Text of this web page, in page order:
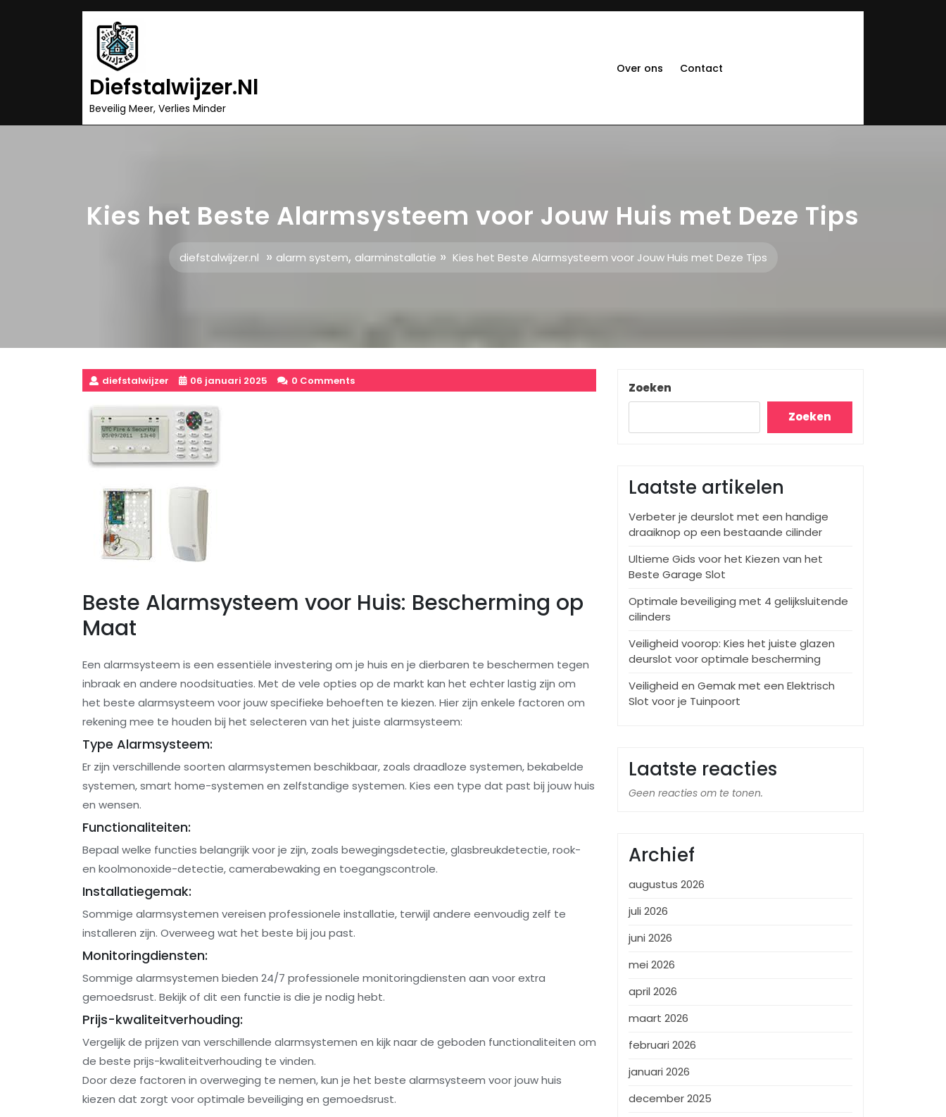
Diefstalwijzer.nl
Beveilig Meer, Verlies Minder
Over ons Contact
Kies het Beste Alarmsysteem voor Jouw Huis met Deze Tips
diefstalwijzer.nl » alarm system, alarminstallatie » Kies het Beste Alarmsysteem voor Jouw Huis met Deze Tips
diefstalwijzer 06 januari 2025 0 Comments
Beste Alarmsysteem voor Huis: Bescherming op
Maat
Een alarmsysteem is een essentiële investering om je huis en je dierbaren te beschermen tegen
inbraak en andere noodsituaties. Met de vele opties op de markt kan het echter lastig zijn om
het beste alarmsysteem voor jouw specifieke behoeften te kiezen. Hier zijn enkele factoren om
rekening mee te houden bij het selecteren van het juiste alarmsysteem:
Type Alarmsysteem:
Er zijn verschillende soorten alarmsystemen beschikbaar, zoals draadloze systemen, bekabelde
systemen, smart home-systemen en zelfstandige systemen. Kies een type dat past bij jouw huis
en wensen.
Functionaliteiten:
Bepaal welke functies belangrijk voor je zijn, zoals bewegingsdetectie, glasbreukdetectie, rook-
en koolmonoxide-detectie, camerabewaking en toegangscontrole.
Installatiegemak:
Sommige alarmsystemen vereisen professionele installatie, terwijl andere eenvoudig zelf te
installeren zijn. Overweeg wat het beste bij jou past.
Monitoringdiensten:
Sommige alarmsystemen bieden 24/7 professionele monitoringdiensten aan voor extra
gemoedsrust. Bekijk of dit een functie is die je nodig hebt.
Prijs-kwaliteitverhouding:
Vergelijk de prijzen van verschillende alarmsystemen en kijk naar de geboden functionaliteiten om
de beste prijs-kwaliteitverhouding te vinden.
Door deze factoren in overweging te nemen, kun je het beste alarmsysteem voor jouw huis
kiezen dat zorgt voor optimale beveiliging en gemoedsrust.
Zoeken
Zoeken
Laatste artikelen
Verbeter je deurslot met een handige
draaiknop op een bestaande cilinder
Ultieme Gids voor het Kiezen van het
Beste Garage Slot
Optimale beveiliging met 4 gelijksluitende
cilinders
Veiligheid voorop: Kies het juiste glazen
deurslot voor optimale bescherming
Veiligheid en Gemak met een Elektrisch
Slot voor je Tuinpoort
Laatste reacties
Geen reacties om te tonen.
Archief
augustus 2026
juli 2026
juni 2026
mei 2026
april 2026
maart 2026
februari 2026
januari 2026
december 2025